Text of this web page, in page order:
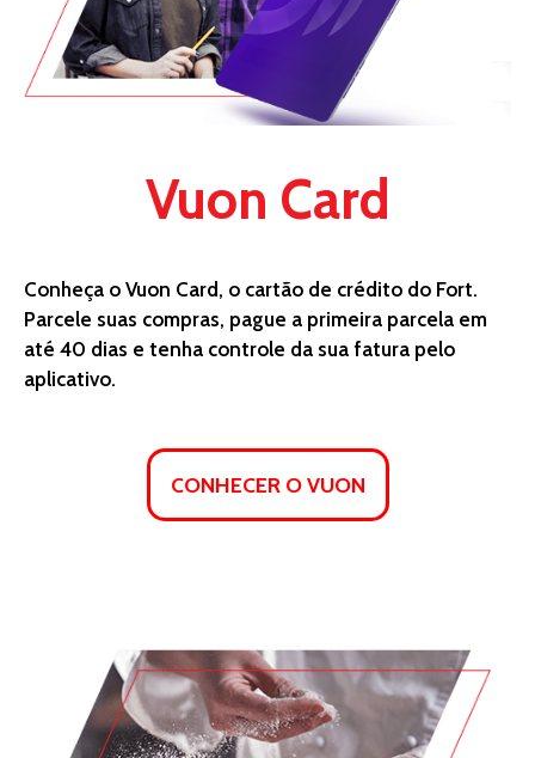
Vuon Card
Conheça o Vuon Card, o cartão de crédito do Fort.
Parcele suas compras, pague a primeira parcela em
até 40 dias e tenha controle da sua fatura pelo
aplicativo.
CONHECER O VUON